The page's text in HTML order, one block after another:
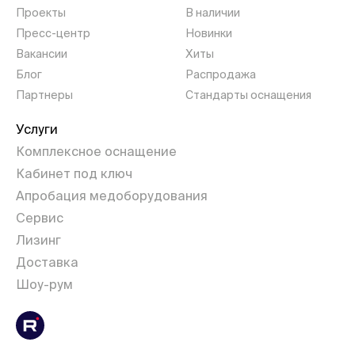
Проекты
Пресс-центр
Вакансии
Блог
Партнеры
В наличии
Новинки
Хиты
Распродажа
Стандарты оснащения
Услуги
Комплексное оснащение
Кабинет под ключ
Апробация медоборудования
Сервис
Лизинг
Доставка
Шоу-рум